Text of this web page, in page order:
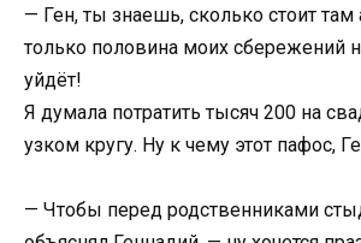
— Ген, ты знаешь, сколько стоит там
только половина моих сбережений
уйдёт!
Я думала потратить тысяч 200 на
узком кругу. Ну к чему этот пафос,
— Чтобы перед родственниками